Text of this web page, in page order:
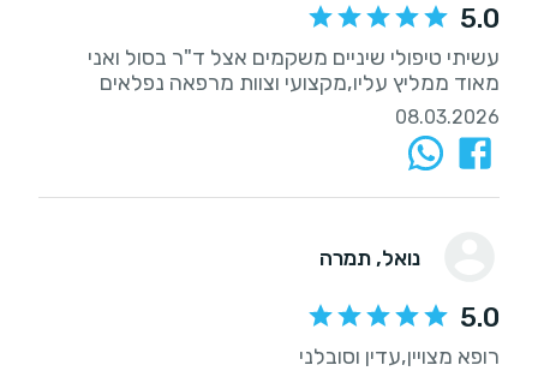
5.0
עשיתי טיפולי שיניים משקמים אצל ד"ר בסול ואני
מאוד ממליץ עליו,מקצועי וצוות מרפאה נפלאים
08.03.2026
נואל, תמרה
5.0
רופא מצויין,עדין וסובלני